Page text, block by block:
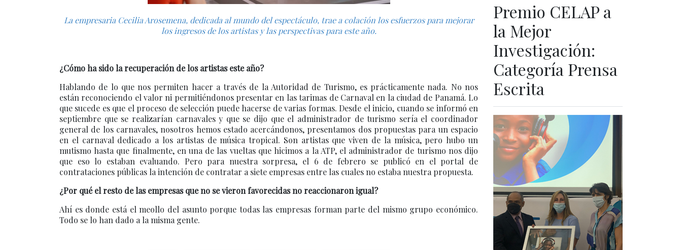
La empresaria Cecilia Arosemena, dedicada al mundo del espectáculo, trae a colación los esfuerzos para mejorar
los ingresos de los artistas y las perspectivas para este año.
¿Cómo ha sido la recuperación de los artistas este año?
Hablando de lo que nos permiten hacer a través de la Autoridad de Turismo, es prácticamente nada. No nos
están reconociendo el valor ni permitiéndonos presentar en las tarimas de Carnaval en la ciudad de Panamá. Lo
que sucede es que el proceso de selección puede hacerse de varias formas. Desde el inicio, cuando se informó en
septiembre que se realizarían carnavales y que se dijo que el administrador de turismo sería el coordinador
general de los carnavales, nosotros hemos estado acercándonos, presentamos dos propuestas para un espacio
en el carnaval dedicado a los artistas de música tropical. Son artistas que viven de la música, pero hubo un
mutismo hasta que finalmente, en una de las vueltas que hicimos a la ATP, el administrador de turismo nos dijo
que eso lo estaban evaluando. Pero para nuestra sorpresa, el 6 de febrero se publicó en el portal de
contrataciones públicas la intención de contratar a siete empresas entre las cuales no estaba nuestra propuesta.
¿Por qué el resto de las empresas que no se vieron favorecidas no reaccionaron igual?
Ahí es donde está el meollo del asunto porque todas las empresas forman parte del mismo grupo económico.
Todo se lo han dado a la misma gente.
Premio CELAP a
la Mejor
Investigación:
Categoría Prensa
Escrita